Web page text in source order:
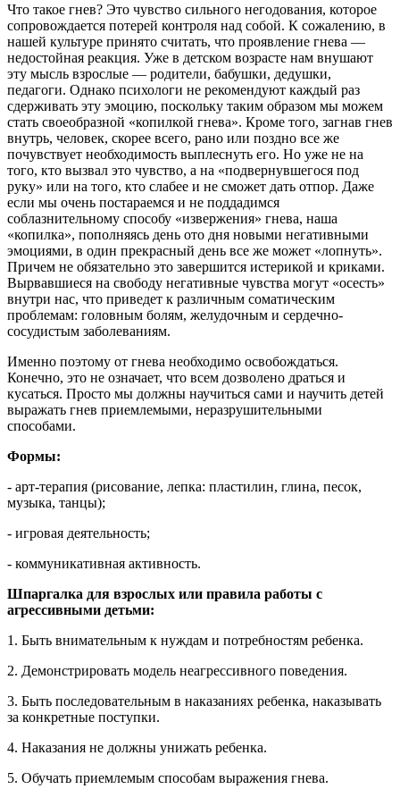
Что такое гнев? Это чувство сильного негодования, которое
сопровождается потерей контроля над собой. К сожалению, в
нашей культуре принято считать, что проявление гнева —
недостойная реакция. Уже в детском возрасте нам внушают
эту мысль взрослые — родители, бабушки, дедушки,
педагоги. Однако психологи не рекомендуют каждый раз
сдерживать эту эмоцию, поскольку таким образом мы можем
стать своеобразной «копилкой гнева». Кроме того, загнав гнев
внутрь, человек, скорее всего, рано или поздно все же
почувствует необходимость выплеснуть его. Но уже не на
того, кто вызвал это чувство, а на «подвернувшегося под
руку» или на того, кто слабее и не сможет дать отпор. Даже
если мы очень постараемся и не поддадимся
соблазнительному способу «извержения» гнева, наша
«копилка», пополняясь день ото дня новыми негативными
эмоциями, в один прекрасный день все же может «лопнуть».
Причем не обязательно это завершится истерикой и криками.
Вырвавшиеся на свободу негативные чувства могут «осесть»
внутри нас, что приведет к различным соматическим
проблемам: головным болям, желудочным и сердечно-
сосудистым заболеваниям.
Именно поэтому от гнева необходимо освобождаться.
Конечно, это не означает, что всем дозволено драться и
кусаться. Просто мы должны научиться сами и научить детей
выражать гнев приемлемыми, неразрушительными
способами.
Формы:
- арт-терапия (рисование, лепка: пластилин, глина, песок,
музыка, танцы);
- игровая деятельность;
- коммуникативная активность.
Шпаргалка для взрослых или правила работы с
агрессивными детьми:
1. Быть внимательным к нуждам и потребностям ребенка.
2. Демонстрировать модель неагрессивного поведения.
3. Быть последовательным в наказаниях ребенка, наказывать
за конкретные поступки.
4. Наказания не должны унижать ребенка.
5. Обучать приемлемым способам выражения гнева.